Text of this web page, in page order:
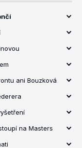
ani Bouzková
na Masters